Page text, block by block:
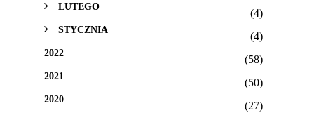
LUTEGO
(4)
STYCZNIA
(4)
2022
(58)
2021
(50)
2020
(27)